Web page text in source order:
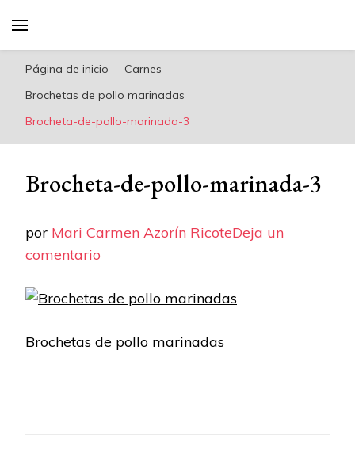
riconoricote.com es un blog de cocina sana,
fácil, saludable y dieta mediterránea
Página de inicio
Carnes
Brochetas de pollo marinadas
Brocheta-de-pollo-marinada-3
Brocheta-de-pollo-marinada-3
por Mari Carmen Azorín RicoteDeja un
comentario
de-
marinada-
Brochetas de pollo marinadas